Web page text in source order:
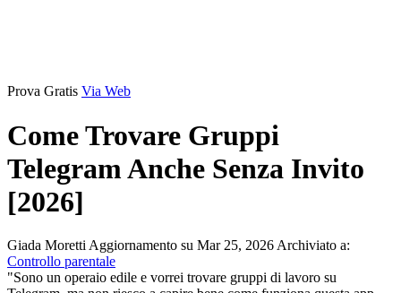
Prova Gratis Via Web
Come Trovare Gruppi
Telegram Anche Senza Invito
[2026]
Giada Moretti Aggiornamento su Mar 25, 2026 Archiviato a:
Controllo parentale
"Sono un operaio edile e vorrei trovare gruppi di lavoro su